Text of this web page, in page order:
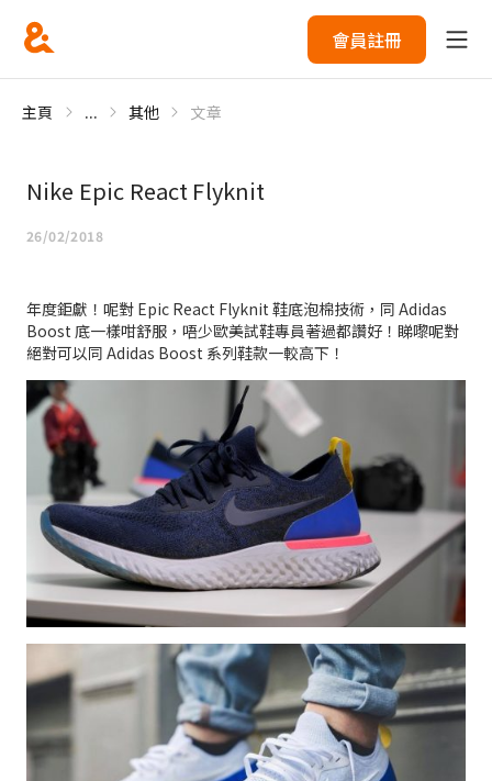
會員註冊
主頁 ... 其他 文章
Nike Epic React Flyknit
26/02/2018
年度鉅獻！呢對 Epic React Flyknit 鞋底泡棉技術，同 Adidas
Boost 底一樣咁舒服，唔少歐美試鞋專員著過都讚好！睇嚟呢對
絕對可以同 Adidas Boost 系列鞋款一較高下！